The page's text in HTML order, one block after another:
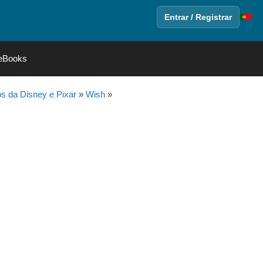
Entrar / Registrar
da Disney e Pixar» Wish»